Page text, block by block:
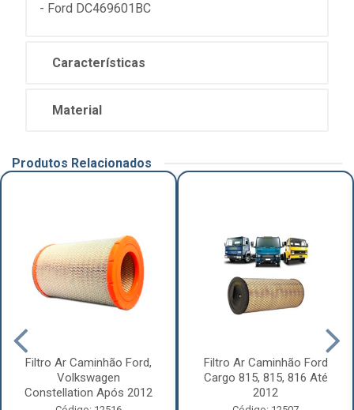
- Ford DC469601BC
Características
Material
Produtos Relacionados
Filtro Ar Caminhão Ford,
Volkswagen
Constellation Após 2012
Filtro Ar Caminhão Ford
Cargo 815, 815, 816 Até
2012